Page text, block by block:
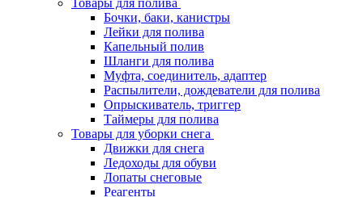
Бочки, баки, канистры
Лейки для полива
Капельный полив
Шланги для полива
Муфта, соединитель, адаптер
Распылители, дождеватели для полива
Опрыскиватель, триггер
Таймеры для полива
Товары для уборки снега
Движки для снега
Ледоходы для обуви
Лопаты снеговые
Реагенты